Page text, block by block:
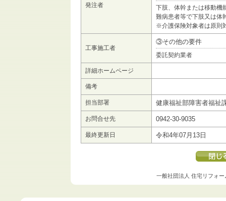
発注者
下肢、体幹または移動機
難病患者等で下肢又は体
※介護保険対象者は原則
工事施工者
③その他の要件
委託契約業者
詳細ホームページ
備考
担当部署 健康福祉部障害者福祉
お問合せ先 0942-30-9035
最終更新日 令和4年07月13日
一般社団法人 住宅リフォー